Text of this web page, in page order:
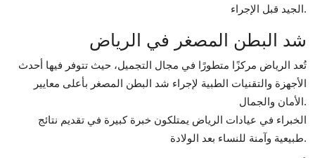
الجيد قبل الإجراء.
شد البطن المصغر في الرياض
تُعد الرياض مركزًا متطورًا في مجال التجميل، حيث تتوفر فيها أحدث
الأجهزة والتقنيات الطبية لإجراء شد البطن المصغر بأعلى معايير
الأمان والجمال.
الخبراء في عيادات الرياض يمتلكون خبرة كبيرة في تقديم نتائج
طبيعية وآمنة للنساء بعد الولادة.